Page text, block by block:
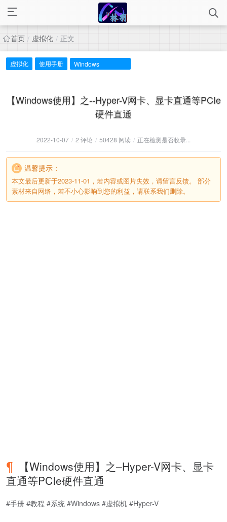
首页 / 虚拟化 / 正文
虚拟化 使用手册 Windows
【Windows使用】之--Hyper-V网卡、显卡直通等PCIe
硬件直通
2022-10-07 / 2 评论 / 50428 阅读 / 正在检测是否收录...
温馨提示：
本文最后更新于2023-11-01，若内容或图片失效，请留言反馈。 部分
素材来自网络，若不小心影响到您的利益，请联系我们删除。
【Windows使用】之–Hyper-V网卡、显卡
直通等PCIe硬件直通
#手册 #教程 #系统 #Windows #虚拟机 #Hyper-V